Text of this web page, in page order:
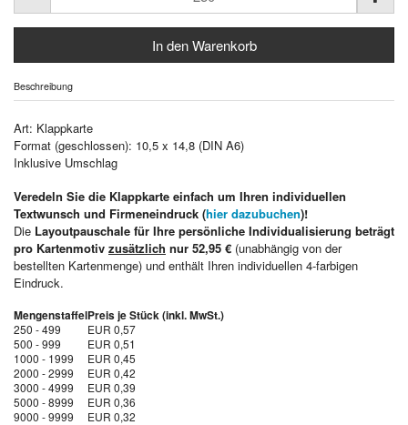
Beschreibung
Art: Klappkarte
Format (geschlossen): 10,5 x 14,8 (DIN A6)
Inklusive Umschlag
Veredeln Sie die Klappkarte einfach um Ihren individuellen
Textwunsch und Firmeneindruck (hier dazubuchen)!
Die Layoutpauschale für Ihre persönliche Individualisierung beträgt
pro Kartenmotiv zusätzlich nur 52,95 € (unabhängig von der
bestellten Kartenmenge) und enthält Ihren individuellen 4-farbigen
Eindruck.
MengenstaffelPreis je Stück (inkl. MwSt.)
250 - 499
EUR 0,57
500 - 999
EUR 0,51
1000 - 1999
EUR 0,45
2000 - 2999
EUR 0,42
3000 - 4999
EUR 0,39
5000 - 8999
EUR 0,36
9000 - 9999
EUR 0,32